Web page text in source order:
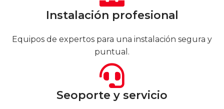
Instalación profesional
Equipos de expertos para una instalación segura y
puntual.
Seoporte y servicio